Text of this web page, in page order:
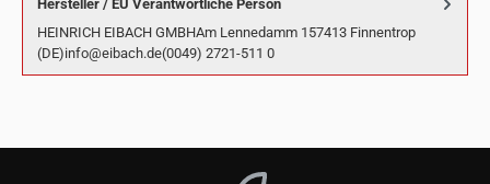
Hersteller / EU Verantwortliche Person
HEINRICH EIBACH GMBHAm Lennedamm 157413 Finnentrop
(DE)info@eibach.de(0049) 2721-511 0